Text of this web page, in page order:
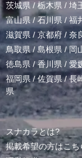
茨城県 / 栃木県 / 埼
富山県 /石川県/福
滋賀県 / 京都府 / 奈
鳥取県/ 島根県 /岡
徳島県 /香川県 / 愛
福岡県/佐賀県/長
県
スナカラとは?
掲載希望の方はこち